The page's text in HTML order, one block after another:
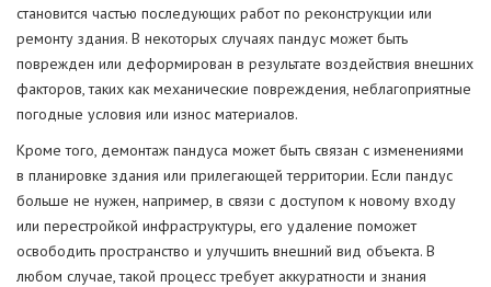
становится частью последующих работ по реконструкции или
ремонту здания. В некоторых случаях пандус может быть
поврежден или деформирован в результате воздействия внешних
факторов, таких как механические повреждения, неблагоприятные
погодные условия или износ материалов.
Кроме того, демонтаж пандуса может быть связан с изменениями
в планировке здания или прилегающей территории. Если пандус
больше не нужен, например, в связи с доступом к новому входу
или перестройкой инфраструктуры, его удаление поможет
освободить пространство и улучшить внешний вид объекта. В
любом случае, такой процесс требует аккуратности и знания